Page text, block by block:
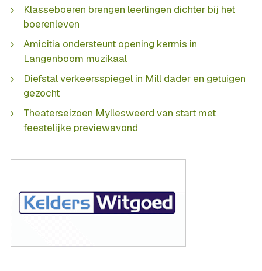
Klasseboeren brengen leerlingen dichter bij het
boerenleven
Amicitia ondersteunt opening kermis in
Langenboom muzikaal
Diefstal verkeersspiegel in Mill dader en getuigen
gezocht
Theaterseizoen Myllesweerd van start met
feestelijke previewavond